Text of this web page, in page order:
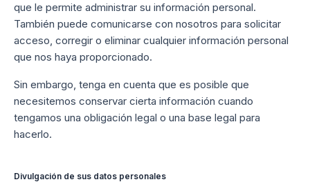
que le permite administrar su información personal.
También puede comunicarse con nosotros para solicitar
acceso, corregir o eliminar cualquier información personal
que nos haya proporcionado.
Sin embargo, tenga en cuenta que es posible que
necesitemos conservar cierta información cuando
tengamos una obligación legal o una base legal para
hacerlo.
Divulgación de sus datos personales